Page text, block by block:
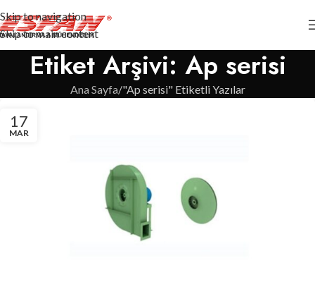
Skip to navigation
Skip to main content
Etiket Arşivi: Ap serisi
Ana Sayfa "Ap serisi" Etiketli Yazılar
17
MAR